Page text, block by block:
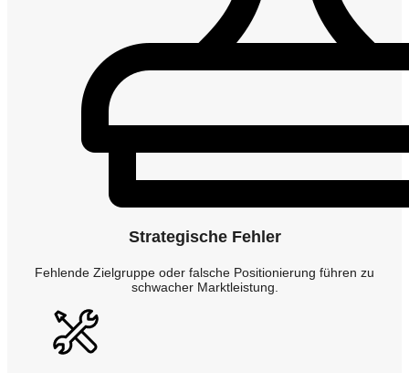
Strategische Fehler
Fehlende Zielgruppe oder falsche Positionierung führen zu
schwacher Marktleistung.